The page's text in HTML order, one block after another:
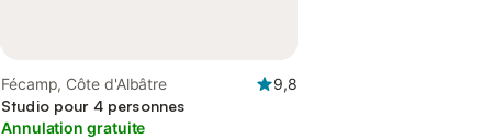
Fécamp, Côte d'Albâtre
9,8
Studio pour 4 personnes
Annulation gratuite